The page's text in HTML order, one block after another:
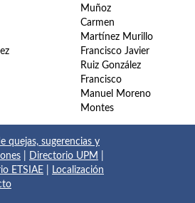
Muñoz
Carmen
Martínez Murillo
Francisco Javier
Ruiz González
Francisco
Manuel Moreno
Montes
quejas, sugerencias y
Directorio UPM
ETSIAE
Localización